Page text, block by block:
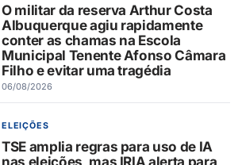
O militar da reserva Arthur Costa
Albuquerque agiu rapidamente
conter as chamas na Escola
Municipal Tenente Afonso Câmara
Filho e evitar uma tragédia
06/08/2026
ELEIÇÕES
TSE amplia regras para uso de IA
nas eleições, mas IRIA alerta para